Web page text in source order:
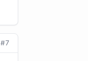
#7